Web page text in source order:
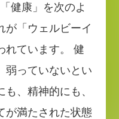
健康」を次のよ
が「ウェルビーイ
れています。 健
弱っていないとい
、精神的にも、
が満たされた状態